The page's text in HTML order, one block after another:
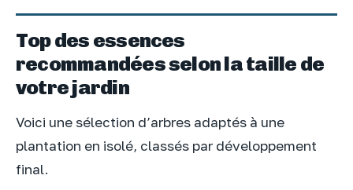
Top des essences
recommandées selon la taille de
votre jardin
Voici une sélection d’arbres adaptés à une
plantation en isolé, classés par développement
final.